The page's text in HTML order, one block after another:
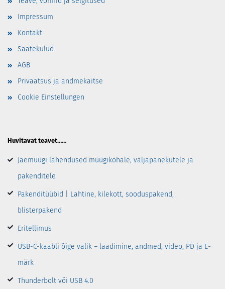
Impressum
Kontakt
Saatekulud
AGB
Privaatsus ja andmekaitse
Cookie Einstellungen
Huvitavat teavet……
Jaemüügi lahendused müügikohale, väljapanekutele ja
pakenditele
Pakenditüübid | Lahtine, kilekott, sooduspakend,
blisterpakend
Eritellimus
USB-C-kaabli õige valik – laadimine, andmed, video, PD ja E-
märk
Thunderbolt või USB 4.0